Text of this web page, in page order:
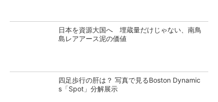
日本を資源大国へ 埋蔵量だけじゃない、南鳥
島レアアース泥の価値
四足歩行の肝は？ 写真で見るBoston Dynamic
s「Spot」分解展示